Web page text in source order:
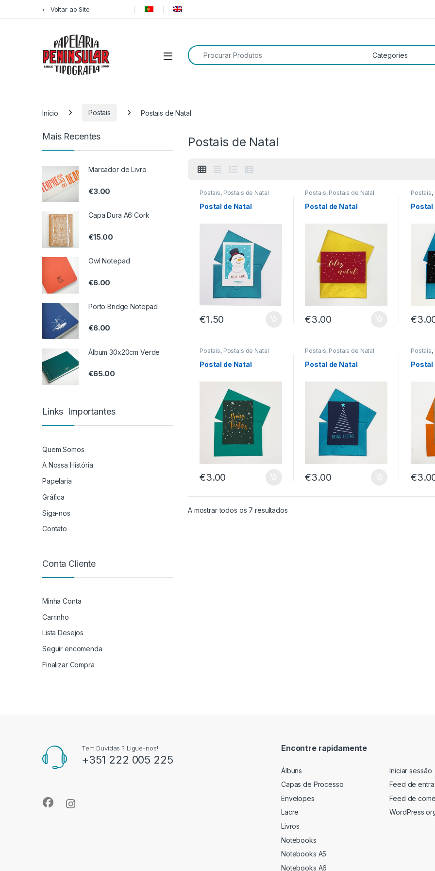
← Voltar ao Site
Procurar por:
Início Postais Postais de Natal
Postais de Natal
Postais, Postais de Natal
Postal de Natal
€1.50
Postais, Postais de Natal
Postal de Natal
€3.00
Postais,
Postal
€
Postais, Postais de Natal
Postal de Natal
€3.00
Postais, Postais de Natal
Postal de Natal
€3.00
Postais,
Postal
€
A mostrar todos os 7 resultadosOrdenado por preço: menor para maior
Mais Recentes
Marcador de Livro
€3.00
Capa Dura A6 Cork
€15.00
Owl Notepad
€6.00
Porto Bridge Notepad
€6.00
Álbum 30x20cm Verde
€65.00
Links Importantes
Quem Somos
A Nossa História
Papelaria
Gráfica
Siga-nos
Contato
Conta Cliente
Minha Conta
Carrinho
Lista Desejos
Seguir encomenda
Finalizar Compra
Tem Duvidas ? Ligue-nos!
+351 222 005 225
Encontre rapidamente
Álbuns
Capas de Processo
Envelopes
Lacre
Livros
Notebooks
Notebooks A5
Notebooks A6
Iniciar sessão
Feed de
Feed de